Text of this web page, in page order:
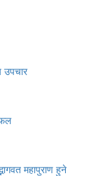
उपचार
महापुराण हुने